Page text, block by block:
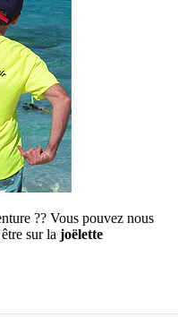
?? Vous pouvez nous
sur la joëlette